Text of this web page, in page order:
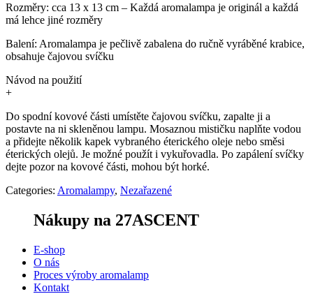
Rozměry: cca 13 x 13 cm – Každá aromalampa je originál a každá
má lehce jiné rozměry
Balení: Aromalampa je pečlivě zabalena do ručně vyráběné krabice,
obsahuje čajovou svíčku
Návod na použití
+
Do spodní kovové části umístěte čajovou svíčku, zapalte ji a
postavte na ni skleněnou lampu. Mosaznou mističku naplňte vodou
a přidejte několik kapek vybraného éterického oleje nebo směsi
éterických olejů. Je možné použít i vykuřovadla. Po zapálení svíčky
dejte pozor na kovové části, mohou být horké.
Categories: Aromalampy, Nezařazené
Nákupy na 27ASCENT
E-shop
O nás
Proces výroby aromalamp
Kontakt